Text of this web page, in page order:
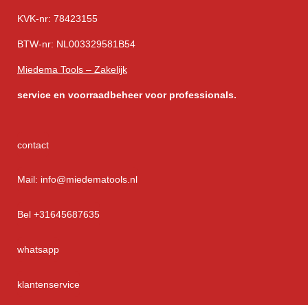
KVK-nr: 78423155
BTW-nr: NL003329581B54
Miedema Tools – Zakelijk
service en voorraadbeheer voor professionals.
contact
Mail: info@miedematools.nl
Bel +31645687635
whatsapp
klantenservice